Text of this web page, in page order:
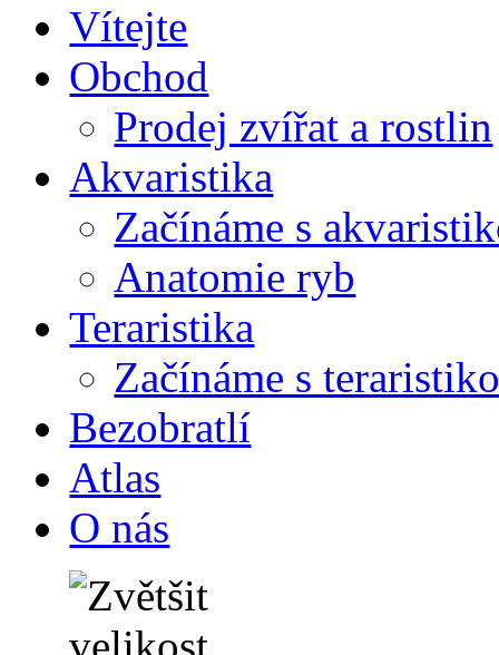
Vítejte
Obchod
Prodej zvířat a rostlin
Akvaristika
Začínáme s
Anatomie ryb
Teraristika
Začínáme s
Bezobratlí
Atlas
O nás